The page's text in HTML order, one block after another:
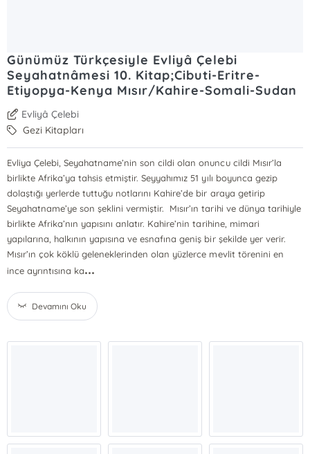
Günümüz Türkçesiyle Evliyâ Çelebi
Seyahatnâmesi 10. Kitap;Cibuti-Eritre-
Etiyopya-Kenya Mısır/Kahire-Somali-Sudan
Evliyâ Çelebi
Gezi Kitapları
Evliya Çelebi, Seyahatname’nin son cildi olan onuncu cildi Mısır’la
birlikte Afrika’ya tahsis etmiştir. Seyyahımız 51 yılı boyunca gezip
dolaştığı yerlerde tuttuğu notlarını Kahire’de bir araya getirip
Seyahatname’ye son şeklini vermiştir. Mısır’ın tarihi ve dünya tarihiyle
birlikte Afrika’nın yapısını anlatır. Kahire’nin tarihine, mimari
yapılarına, halkının yapısına ve esnafına geniş bir şekilde yer verir.
Mısır’ın çok köklü geleneklerinden olan yüzlerce mevlit törenini en
ince ayrıntısına ka...
Devamını Oku